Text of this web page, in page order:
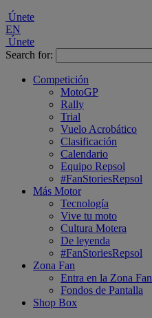
Únete
EN
Únete
Search for:
Competición
MotoGP
Rally
Trial
Vuelo Acrobático
Clasificación
Calendario
Equipo Repsol
#FanStoriesRepsol
Más Motor
Tecnología
Vive tu moto
Cultura Motera
De leyenda
#FanStoriesRepsol
Zona Fan
Entra en la Zona Fan
Fondos de Pantalla
Shop Box